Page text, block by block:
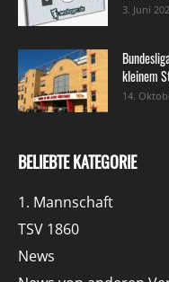
3. Juni
kleinem
14.
BELIEBTE KATEGORIE
1. Mannschaft
TSV 1860
News